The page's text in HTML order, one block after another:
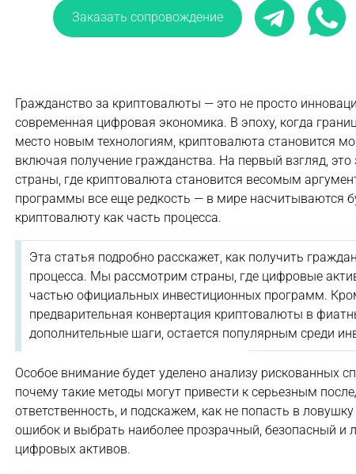
Заказать сопровождение
Гражданство за криптовалюты — это не просто
современная цифровая экономика. В эпоху, когда
место новым технологиям, криптовалюта становится
включая получение гражданства. На первый взгляд,
страны, где криптовалюта становится весомым
программы все еще редкость — в мире насчитываются
криптовалюту как часть процесса.
Эта статья подробно расскажет, как получить
процесса. Мы рассмотрим страны, где цифровые
частью официальных инвестиционных программ.
предварительная конвертация криптовалюты в
дополнительные шаги, остается популярным среди
Особое внимание будет уделено анализу рискованных
почему такие методы могут привести к серьезным
ответственность, и подскажем, как не попасть в
ошибок и выбрать наиболее прозрачный, безопасный и
цифровых активов.